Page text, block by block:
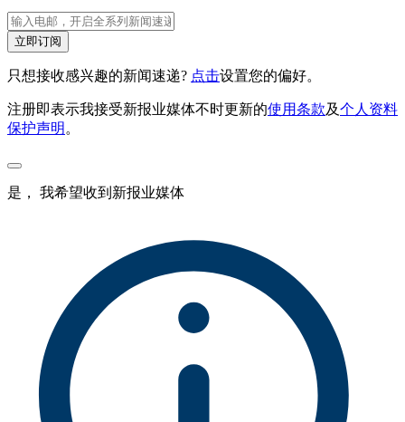
立即订阅
只想接收感兴趣的新闻速递? 点击设置您的偏好。
注册即表示我接受新报业媒体不时更新的使用条款及个人资料
保护声明 。
是， 我希望收到新报业媒体